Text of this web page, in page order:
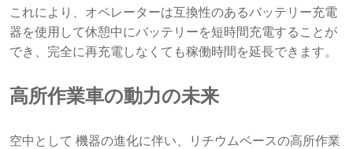
これにより、オペレーターは互換性のあるバッテリー充電
器を使用して休憩中にバッテリーを短時間充電することが
でき、完全に再充電しなくても稼働時間を延長できます。
高所作業車の動力の未来
空中として 機器の進化に伴い、リチウムベースの高所作業